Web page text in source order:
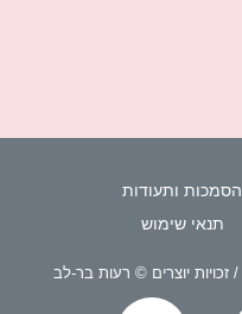
הסמכות ותעודות
תנאי שימוש